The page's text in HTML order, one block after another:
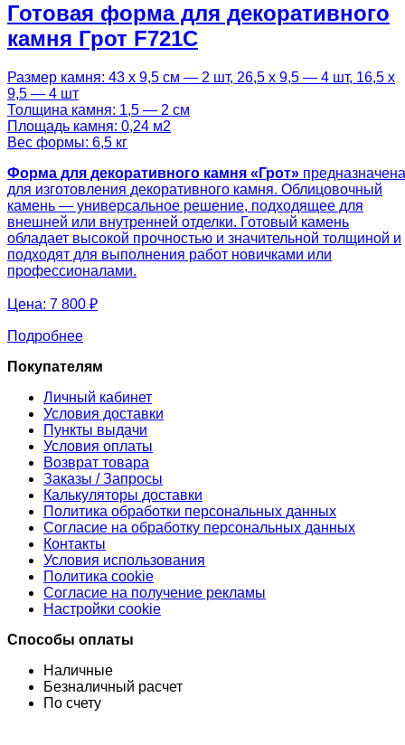
Готовая форма для декоративного
камня Грот F721C
Размер камня: 43 х 9,5 см — 2 шт, 26,5 х 9,5 — 4 шт, 16,5 х
9,5 — 4 шт
Толщина камня: 1,5 — 2 см
Площадь камня: 0,24 м2
Вес формы: 6,5 кг
Форма для декоративного камня «Грот» предназначена
для изготовления декоративного камня. Облицовочный
камень — универсальное решение, подходящее для
внешней или внутренней отделки. Готовый камень
обладает высокой прочностью и значительной толщиной и
подходят для выполнения работ новичками или
профессионалами.
Цена: 7 800 ₽
Подробнее
Покупателям
Личный кабинет
Условия доставки
Пункты выдачи
Условия оплаты
Возврат товара
Заказы / Запросы
Калькуляторы доставки
Политика обработки персональных данных
Согласие на обработку персональных данных
Контакты
Условия использования
Политика cookie
Согласие на получение рекламы
Настройки cookie
Способы оплаты
Наличные
Безналичный расчет
По счету